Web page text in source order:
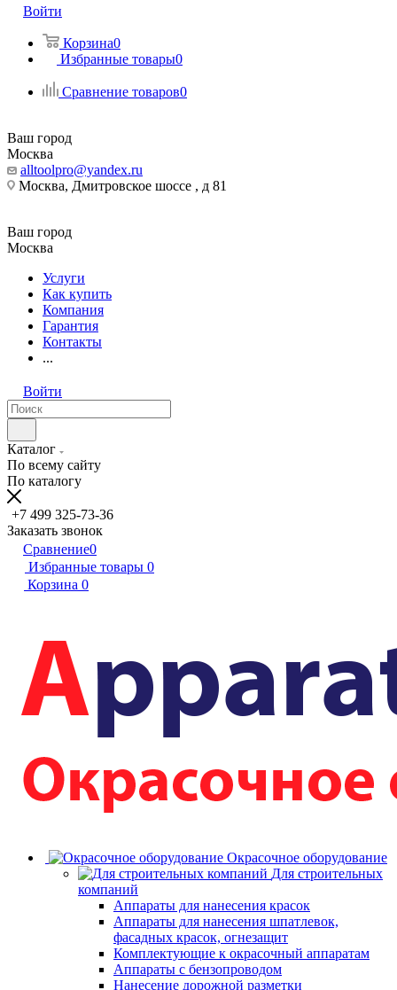
Войти
Корзина0
Избранные товары0
Сравнение товаров0
Ваш город
Москва
alltoolpro@yandex.ru
Москва, Дмитровское шоссе , д 81
Ваш город
Москва
Услуги
Как купить
Компания
Гарантия
Контакты
...
Войти
Каталог
По всему сайту
По каталогу
+7 499 325-73-36
Заказать звонок
Сравнение0
Избранные товары 0
Корзина 0
Окрасочное оборудование
Для строительных
компаний
Аппараты для нанесения красок
Аппараты для нанесения шпатлевок,
фасадных красок, огнезащит
Комплектующие к окрасочный аппаратам
Аппараты с бензопроводом
Нанесение дорожной разметки